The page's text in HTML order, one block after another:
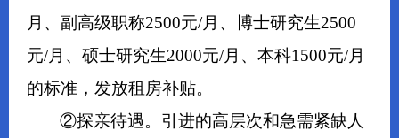
月、副高级职称2500元/月、博士研究生2500
元/月、硕士研究生2000元/月、 本科1500元/月
的标准，发放租房补贴。
②探亲待遇。引进的高层次和急需紧缺人